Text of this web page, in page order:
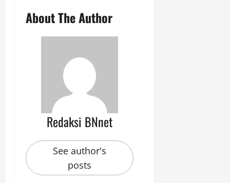
About The Author
Redaksi BNnet
See author's
posts